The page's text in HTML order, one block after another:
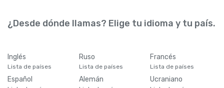
¿Desde dónde llamas? Elige tu idioma y tu país.
Inglés
Lista de países
Ruso
Lista de países
Francés
Lista de países
Español Alemán Ucraniano